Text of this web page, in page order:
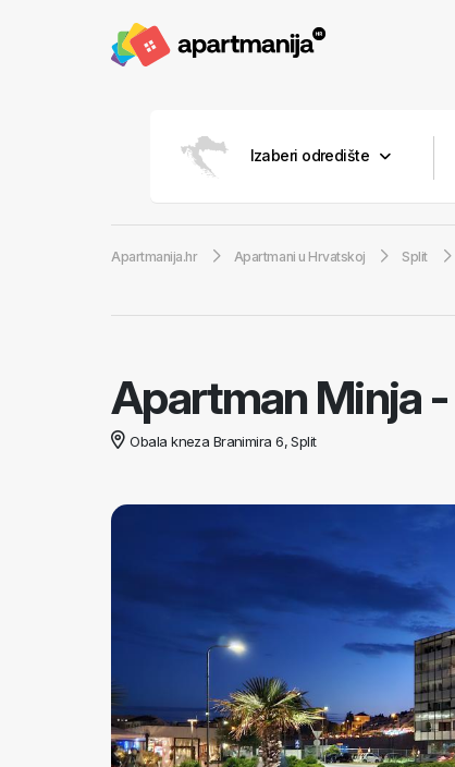
Izaberi odredište
Apartmanija.hr Apartmani u Hrvatskoj Split
Apartman Minja-
Obala kneza Branimira 6, Split